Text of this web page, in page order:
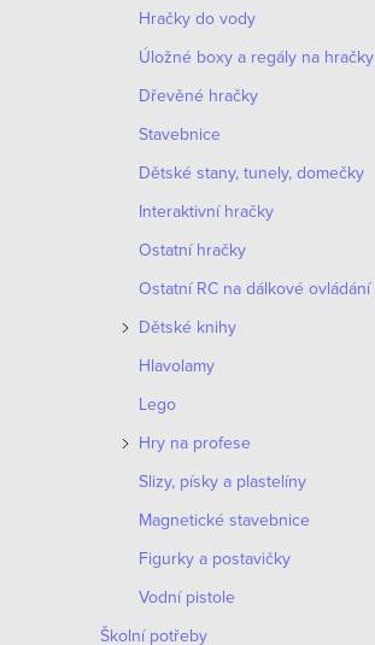
Hračky do vody
Úložné boxy a regály na hračky
Dřevěné hračky
Stavebnice
Dětské stany, tunely, domečky
Interaktivní hračky
Ostatní hračky
Ostatní RC na dálkové ovládání
Dětské knihy
Hlavolamy
Lego
Hry na profese
Slizy, písky a plastelíny
Magnetické stavebnice
Figurky a postavičky
Vodní pistole
Školní potřeby